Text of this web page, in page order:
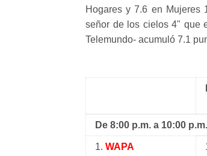
Hogares y 7.6 en Mujeres
señor de los cielos 4" que
Telemundo- acumuló 7.1
De 8:00 p.m. a 10:00 p.m.
1. WAPA